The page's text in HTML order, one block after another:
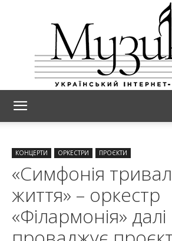
КОНЦЕРТИ ОРКЕСТРИ ПРОЄКТИ
«Симфонія
життя» – оркестр
«Філармонія» далі